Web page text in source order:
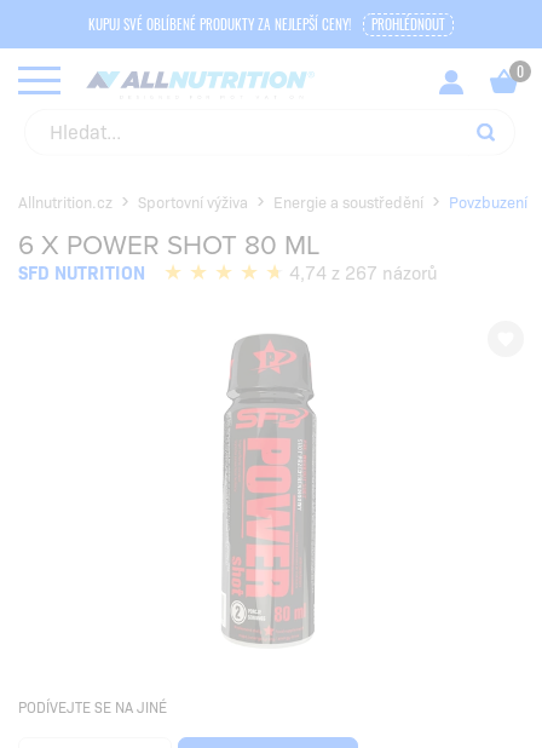
KUPUJ SVÉ OBLÍBENÉ PRODUKTY ZA NEJLEPŠÍ CENY! PROHLÉDNOUT
Allnutrition.cz Sportovní výživa Energie a soustředění Povzbuzení
6 X POWER SHOT 80 ML
SFD NUTRITION 4,74 z 267 názorů
PODÍVEJTE SE NA JINÉ